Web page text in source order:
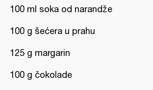
100 ml soka od narandže
100 g šećera u prahu
125 g margarin
100 g čokolade